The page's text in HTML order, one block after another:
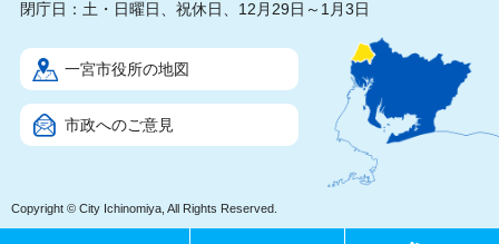
閉庁日：土・日曜日、祝休日、12月29日～1月3日
一宮市役所の地図
市政へのご意見
Copyright © City Ichinomiya, All Rights Reserved.